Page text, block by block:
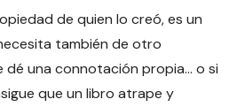
de quien lo creó, es un
también de otro
dé una connotación propia… o si
que un libro atrape y